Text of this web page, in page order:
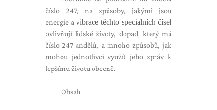
číslo 247, na způsoby, jakými jsou
energie a vibrace těchto speciálních čísel
ovlivňují lidské životy, dopad, který má
číslo 247 andělů, a mnoho způsobů, jak
mohou jednotlivci využít jeho zpráv k
lepšímu životu obecně.
Obsah